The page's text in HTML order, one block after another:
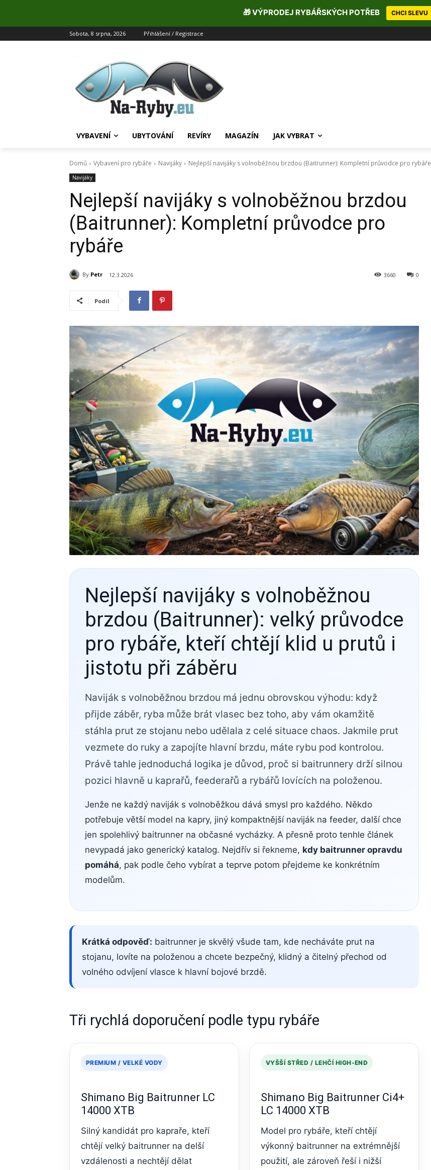
Sobota, 8 srpna, 2026 Přihlášení / Registrace
VYBAVENÍ UBYTOVÁNÍ REVÍRY MAGAZÍN JAK VYBRAT
Domů Vybavení pro rybáře Navijáky Nejlepší navijáky s volnoběžnou brzdou (Baitrunner): Kompletní průvodce pro rybáře
Navijáky
Nejlepší navijáky s volnoběžnou brzdou
(Baitrunner): Kompletní průvodce pro
rybáře
By Petr 12.3.2026 0
3660
Podíl
Nejlepší navijáky s volnoběžnou
brzdou (Baitrunner): velký průvodce
pro rybáře, kteří chtějí klid u prutů i
jistotu při záběru
Naviják s volnoběžnou brzdou má jednu obrovskou výhodu: když
přijde záběr, ryba může brát vlasec bez toho, aby vám okamžitě
stáhla prut ze stojanu nebo udělala z celé situace chaos. Jakmile prut
vezmete do ruky a zapojíte hlavní brzdu, máte rybu pod kontrolou.
Právě tahle jednoduchá logika je důvod, proč si baitrunnery drží silnou
pozici hlavně u kaprařů, feederařů a rybářů lovících na položenou.
Jenže ne každý naviják s volnoběžkou dává smysl pro každého. Někdo
potřebuje větší model na kapry, jiný kompaktnější naviják na feeder, další chce
jen spolehlivý baitrunner na občasné vycházky. A přesně proto tenhle článek
nevypadá jako generický katalog. Nejdřív si řekneme, kdy baitrunner opravdu
pomáhá, pak podle čeho vybírat a teprve potom přejdeme ke konkrétním
modelům.
Krátká odpověď: baitrunner je skvělý všude tam, kde necháváte prut na
stojanu, lovíte na položenou a chcete bezpečný, klidný a čitelný přechod od
volného odvíjení vlasce k hlavní bojové brzdě.
Tři rychlá doporučení podle typu rybáře
PREMIUM / VELKÉ VODY
Shimano Big Baitrunner LC
14000 XTB
Silný kandidát pro kapraře, kteří
chtějí velký baitrunner na delší
vzdálenosti a nechtějí dělat
VYŠŠÍ STŘED / LEHČÍ HIGH-END
Shimano Big Baitrunner Ci4+
LC 14000 XTB
Model pro rybáře, kteří chtějí
výkonný baitrunner na extrémnější
použití, ale zároveň řeší i nižší
🎁 VÝPRODEJ RYBÁŘSKÝCH POTŘEB CHCI SLEVU